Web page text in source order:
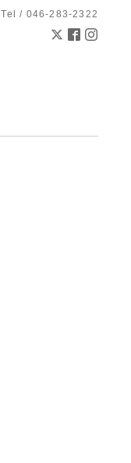
Tel / 046-283-2322